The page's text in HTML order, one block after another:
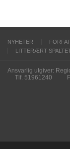
NYHETER
LITTERÆRT
Ansvarlig utgiver:
Tlf. 51961240